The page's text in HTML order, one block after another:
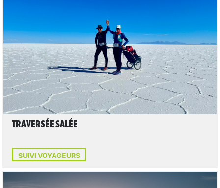
LIRE L'ARTICLE
TRAVERSÉE SALÉE
SUIVI VOYAGEURS